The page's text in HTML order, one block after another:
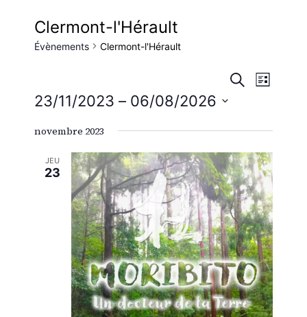
Clermont-l'Hérault
Évènements Clermont-l'Hérault
et
de
vues
Recherche
Liste
23/11/2023 – 06/08/2026
date.
novembre 2023
JEU
23